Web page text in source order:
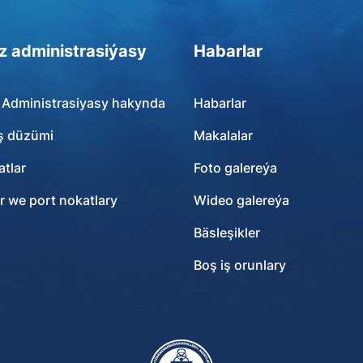
administrasiýasy
hakynda
düzümi
we port nokatlary
Habarlar
Habarlar
Makalalar
Foto galereýa
Wideo galereýa
Bäsleşikler
Boş iş orunlary